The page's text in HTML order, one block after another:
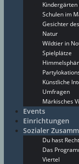
Schulen im
Gesichter
Natur
Wildtier in
Spielplätze
Künstliche
Umfragen
Märkisches
Events
Einrichtungen
Sozialer
Du hast
Das
Viertel